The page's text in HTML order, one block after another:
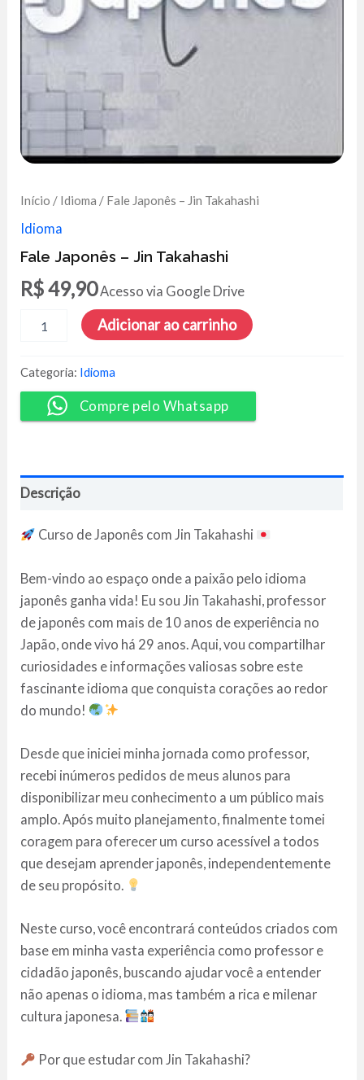
Início / Idioma / Fale Japonês – Jin Takahashi
Idioma
Fale Japonês – Jin Takahashi
R$49,90Acesso via Google Drive
Japonês
Jin
Takahashi
quantidade
Adicionar ao carrinho
Categoria: Idioma
Compre pelo Whatsapp
Descrição
Curso de Japonês com Jin Takahashi
Bem-vindo ao espaço onde a paixão pelo idioma
japonês ganha vida! Eu sou Jin Takahashi, professor
de japonês com mais de 10 anos de experiência no
Japão, onde vivo há 29 anos. Aqui, vou compartilhar
curiosidades e informações valiosas sobre este
fascinante idioma que conquista corações ao redor
do mundo!
Desde que iniciei minha jornada como professor,
recebi inúmeros pedidos de meus alunos para
disponibilizar meu conhecimento a um público mais
amplo. Após muito planejamento, finalmente tomei
coragem para oferecer um curso acessível a todos
que desejam aprender japonês, independentemente
de seu propósito.
Neste curso, você encontrará conteúdos criados com
base em minha vasta experiência como professor e
cidadão japonês, buscando ajudar você a entender
não apenas o idioma, mas também a rica e milenar
cultura japonesa.
Por que estudar com Jin Takahashi?